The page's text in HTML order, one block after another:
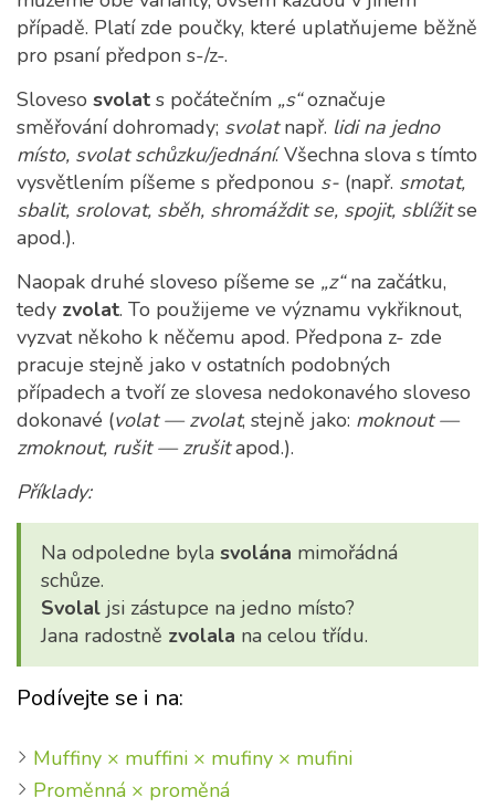
případě. Platí zde poučky, které uplatňujeme běžně
pro psaní předpon s-/z-.
Sloveso svolat s počátečním „s“označuje
směřování dohromady; svolatnapř. lidi na jedno
místo, svolat schůzku/jednání. Všechna slova s tímto
vysvětlením píšeme s předponou s- (např. smotat,
sbalit, srolovat, sběh, shromáždit se, spojit, sblížitse
apod.).
Naopak druhé sloveso píšeme se „z“na začátku,
tedy zvolat. To použijeme ve významu vykřiknout,
vyzvat někoho k něčemu apod. Předpona z- zde
pracuje stejně jako v ostatních podobných
případech a tvoří ze slovesa nedokonavého sloveso
dokonavé (volat — zvolat, stejně jako: moknout —
zmoknout, rušit — zrušitapod.).
Příklady:
Na odpoledne byla svolána mimořádná
schůze.
Svolal jsi zástupce na jedno místo?
Jana radostně zvolala na celou třídu.
Podívejte se i na:
Muffiny × muffini × mufiny × mufini
Proměnná × proměná